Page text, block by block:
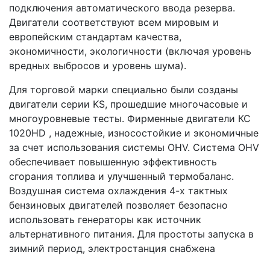
подключения автоматического ввода резерва.
Двигатели соответствуют всем мировым и
европейским стандартам качества,
экономичности, экологичности (включая уровень
вредных выбросов и уровень шума).
Для торговой марки специально были созданы
двигатели серии KS, прошедшие многочасовые и
многоуровневые тесты. Фирменные двигатели КС
1020HD , надежные, износостойкие и экономичные
за счет использования системы OHV. Система OHV
обеспечивает повышенную эффективность
сгорания топлива и улучшенный термобаланс.
Воздушная система охлаждения 4-х тактных
бензиновых двигателей позволяет безопасно
использовать генераторы как источник
альтернативного питания. Для простоты запуска в
зимний период, электростанция снабжена